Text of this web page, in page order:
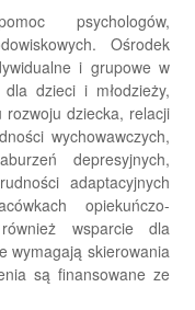
psychologów,
Ośrodek
i grupowe w
dzieci i młodzieży,
dziecka, relacji
wychowawczych,
depresyjnych,
adaptacyjnych
opiekuńczo-
wsparcie dla
wymagają skierowania
są finansowane ze